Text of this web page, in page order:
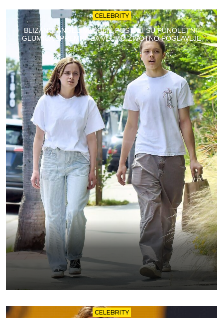
CELEBRITY
BLIZANCI ANGELINE JOLIE POSTALI SU PUNOLETNI:
GLUMICA SPREMNA ZA VELIKO ŽIVOTNO POGLAVLJE
CELEBRITY